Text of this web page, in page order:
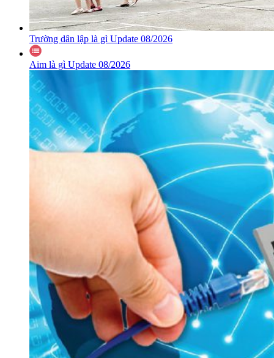
Trường dân lập là gì Update 08/2026
Aim là gì Update 08/2026